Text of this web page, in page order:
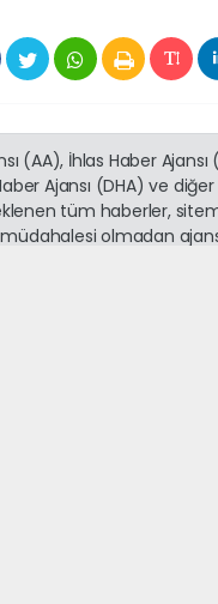
(AA), İhlas Haber Ajansı
Ajansı (DHA) ve
tüm haberler,
olmadan